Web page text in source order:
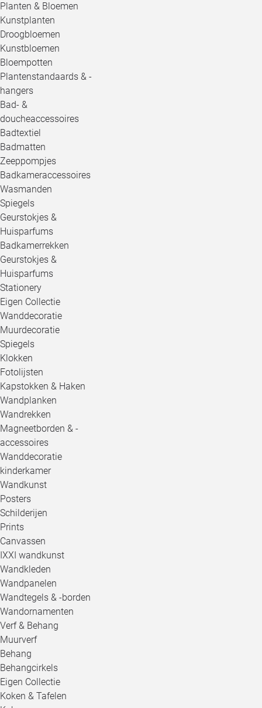
Planten & Bloemen
Kunstplanten
Droogbloemen
Kunstbloemen
Bloempotten
Plantenstandaards & -
hangers
Bad- &
doucheaccessoires
Badtextiel
Badmatten
Zeeppompjes
Badkameraccessoires
Wasmanden
Spiegels
Geurstokjes &
Huisparfums
Badkamerrekken
Geurstokjes &
Huisparfums
Stationery
Eigen Collectie
Wanddecoratie
Muurdecoratie
Spiegels
Klokken
Fotolijsten
Kapstokken & Haken
Wandplanken
Wandrekken
Magneetborden & -
accessoires
Wanddecoratie
kinderkamer
Wandkunst
Posters
Schilderijen
Prints
Canvassen
IXXI wandkunst
Wandkleden
Wandpanelen
Wandtegels & -borden
Wandornamenten
Verf & Behang
Muurverf
Behang
Behangcirkels
Eigen Collectie
Koken & Tafelen